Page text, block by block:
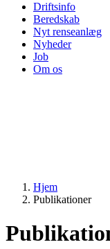
Driftsinfo
Beredskab
Nyt renseanlæg
Nyheder
Job
Om os
Hjem
Publikationer